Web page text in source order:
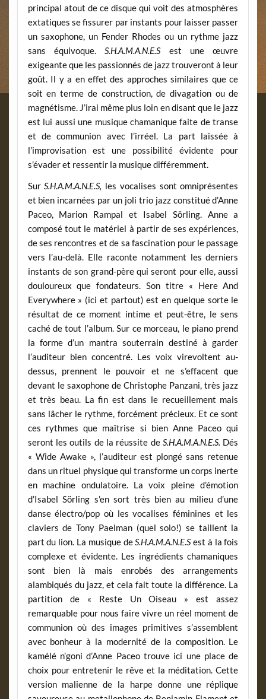
principal atout de ce disque qui voit des atmosphères
extatiques se fissurer par instants pour laisser passer
un saxophone, un Fender Rhodes ou un rythme jazz
sans équivoque.S.H.A.M.A.N.E.S est une œuvre
exigeante que les passionnés de jazz trouveront à leur
goût. Il y a en effet des approches similaires que ce
soit en terme de construction, de divagation ou de
magnétisme. J’irai même plus loin en disant que le jazz
est lui aussi une musique chamanique faite de transe
et de communion avec l’irréel. La part laissée à
l’improvisation est une possibilité évidente pour
s’évader et ressentir la musique différemment.
SurS.H.A.M.A.N.E.S, les vocalises sont omniprésentes
et bien incarnées par un joli trio jazz constitué d’Anne
Paceo, Marion Rampal et Isabel Sörling. Anne a
composé tout le matériel à partir de ses expériences,
de ses rencontres et de sa fascination pour le passage
vers l’au-delà. Elle raconte notamment les derniers
instants de son grand-père qui seront pour elle, aussi
douloureux que fondateurs. Son titre « Here And
Everywhere » (ici et partout) est en quelque sorte le
résultat de ce moment intime et peut-être, le sens
caché de tout l’album. Sur ce morceau, le piano prend
la forme d’un mantra souterrain destiné à garder
l’auditeur bien concentré. Les voix virevoltent au-
dessus, prennent le pouvoir et ne s’effacent que
devant le saxophone de Christophe Panzani, très jazz
et très beau. La fin est dans le recueillement mais
sans lâcher le rythme, forcément précieux. Et ce sont
ces rythmes que maîtrise si bien Anne Paceo qui
seront les outils de la réussite deS.H.A.M.A.N.E.S. Dés
« Wide Awake », l’auditeur est plongé sans retenue
dans un rituel physique qui transforme un corps inerte
en machine ondulatoire. La voix pleine d’émotion
d’Isabel Sörling s’en sort très bien au milieu d’une
danse électro/pop où les vocalises féminines et les
claviers de Tony Paelman (quel solo!) se taillent la
part du lion. La musique deS.H.A.M.A.N.E.Sest à la fois
complexe et évidente. Les ingrédients chamaniques
sont bien là mais enrobés des arrangements
alambiqués du jazz, et cela fait toute la différence. La
partition de « Reste Un Oiseau » est assez
remarquable pour nous faire vivre un réel moment de
communion où des images primitives s’assemblent
avec bonheur à la modernité de la composition. Le
kamélé n’goni d’Anne Paceo trouve ici une place de
choix pour entretenir le rêve et la méditation. Cette
version malienne de la harpe donne une réplique